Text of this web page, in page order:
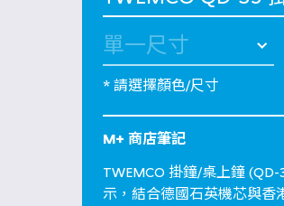
* 請選擇顏色/尺寸
M+ 商店筆記
TWEMCO 掛鐘/桌上鐘
示，結合德國石英機芯與香